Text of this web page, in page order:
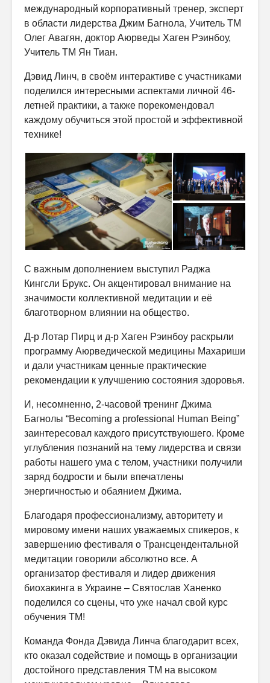
международный корпоративный тренер, эксперт
в области лидерства Джим Багнола, Учитель ТМ
Олег Авагян, доктор Аюрведы Хаген Рэинбоу,
Учитель ТМ Ян Тиан.
Дэвид Линч, в своём интерактиве с участниками
поделился интересными аспектами личной 46-
летней практики, а также порекомендовал
каждому обучиться этой простой и эффективной
технике!
С важным дополнением выступил Раджа
Кингсли Брукс. Он акцентировал внимание на
значимости коллективной медитации и её
благотворном влиянии на общество.
Д-р Лотар Пирц и д-р Хаген Рэинбоу раскрыли
программу Аюрведической медицины Махариши
и дали участникам ценные практические
рекомендации к улучшению состояния здоровья.
И, несомненно, 2-часовой тренинг Джима
Багнолы “Becoming a professional Human Being”
заинтересовал каждого присутствуюшего. Кроме
углубления познаний на тему лидерства и связи
работы нашего ума с телом, участники получили
заряд бодрости и были впечатлены
энергичностью и обаянием Джима.
Благодаря профессионализму, авторитету и
мировому имени наших уважаемых спикеров, к
завершению фестиваля о Трансцендентальной
медитации говорили абсолютно все. А
организатор фестиваля и лидер движения
биохакинга в Украине – Святослав Ханенко
поделился со сцены, что уже начал свой курс
обучения ТМ!
Команда Фонда Дэвида Линча благодарит всех,
кто оказал содействие и помощь в организации
достойного представления ТМ на высоком